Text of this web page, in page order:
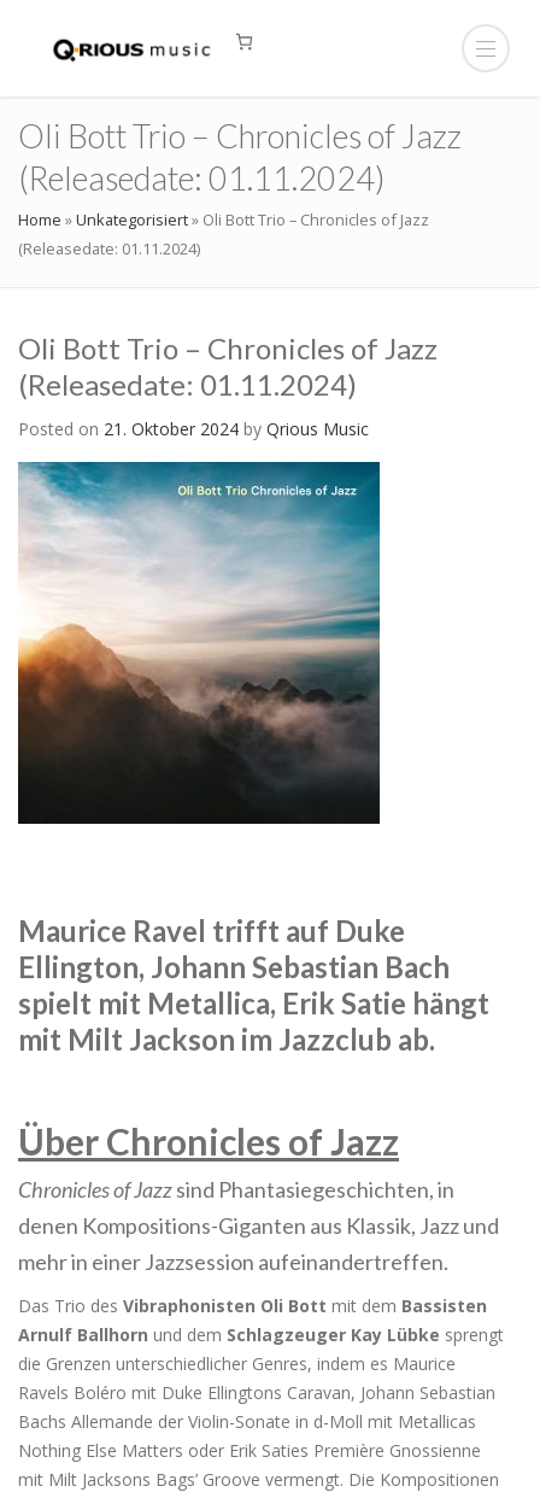
Oli Bott Trio – Chronicles of Jazz
(Releasedate: 01.11.2024)
Home »Unkategorisiert» Oli Bott Trio – Chronicles of Jazz
(Releasedate: 01.11.2024)
Oli Bott Trio – Chronicles of Jazz
(Releasedate: 01.11.2024)
Posted on 21. Oktober 2024 by Qrious Music
Maurice Ravel trifft auf Duke
Ellington, Johann Sebastian Bach
spielt mit Metallica, Erik Satie hängt
mit Milt Jackson im Jazzclub ab.
Über Chronicles of Jazz
Chronicles of Jazzsind Phantasiegeschichten, in
denen Kompositions-Giganten aus Klassik, Jazz und
mehr in einer Jazzsession aufeinandertreffen.
Das Trio des Vibraphonisten Oli Bott mit dem Bassisten
Arnulf Ballhorn und dem Schlagzeuger Kay Lübke sprengt
die Grenzen unterschiedlicher Genres, indem es Maurice
Ravels Boléro mit Duke Ellingtons Caravan, Johann Sebastian
Bachs Allemande der Violin-Sonate in d-Moll mit Metallicas
Nothing Else Matters oder Erik Saties Première Gnossienne
mit Milt Jacksons Bags’ Groove vermengt. Die Kompositionen